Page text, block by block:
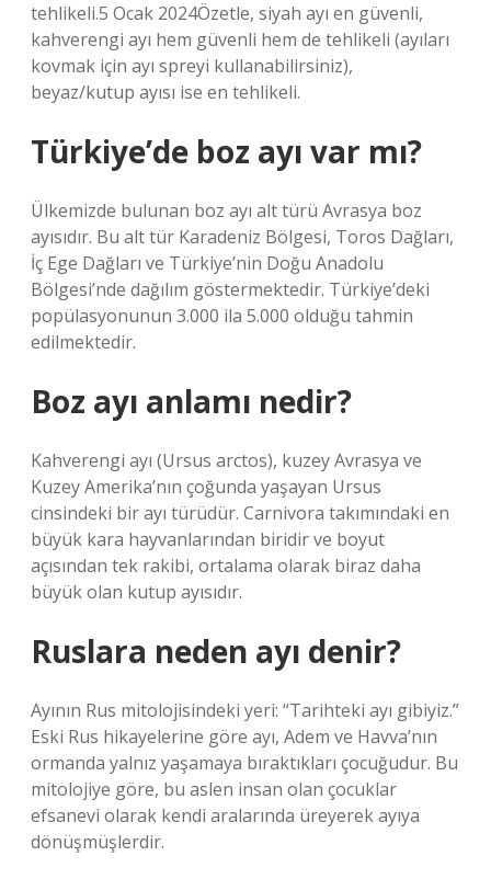
tehlikeli.5 Ocak 2024Özetle, siyah ayı en güvenli,
kahverengi ayı hem güvenli hem de tehlikeli (ayıları
kovmak için ayı spreyi kullanabilirsiniz),
beyaz/kutup ayısı ise en tehlikeli.
Türkiye’de boz ayı var mı?
Ülkemizde bulunan boz ayı alt türü Avrasya boz
ayısıdır. Bu alt tür Karadeniz Bölgesi, Toros Dağları,
İç Ege Dağları ve Türkiye’nin Doğu Anadolu
Bölgesi’nde dağılım göstermektedir. Türkiye’deki
popülasyonunun 3.000 ila 5.000 olduğu tahmin
edilmektedir.
Boz ayı anlamı nedir?
Kahverengi ayı (Ursus arctos), kuzey Avrasya ve
Kuzey Amerika’nın çoğunda yaşayan Ursus
cinsindeki bir ayı türüdür. Carnivora takımındaki en
büyük kara hayvanlarından biridir ve boyut
açısından tek rakibi, ortalama olarak biraz daha
büyük olan kutup ayısıdır.
Ruslara neden ayı denir?
Ayının Rus mitolojisindeki yeri: “Tarihteki ayı gibiyiz.”
Eski Rus hikayelerine göre ayı, Adem ve Havva’nın
ormanda yalnız yaşamaya bıraktıkları çocuğudur. Bu
mitolojiye göre, bu aslen insan olan çocuklar
efsanevi olarak kendi aralarında üreyerek ayıya
dönüşmüşlerdir.